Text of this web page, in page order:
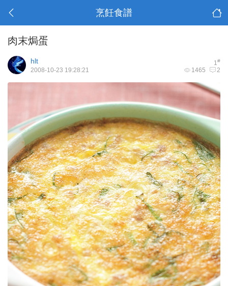
烹飪食譜
肉末焗蛋
1#
hlt
1465 2
2008-10-23 19:28:21